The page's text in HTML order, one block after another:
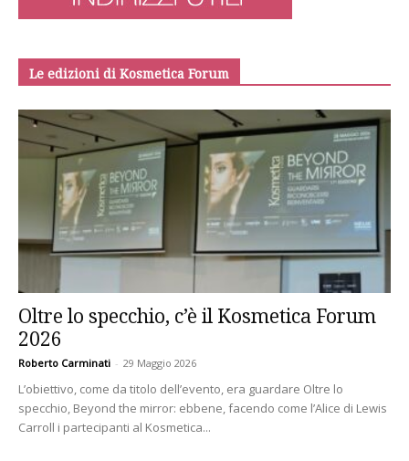
Le edizioni di Kosmetica Forum
Oltre lo specchio, c’è il Kosmetica Forum
2026
Roberto Carminati - 29 Maggio 2026
L’obiettivo, come da titolo dell’evento, era guardare Oltre lo
specchio, Beyond the mirror: ebbene, facendo come l’Alice di Lewis
Carroll i partecipanti al Kosmetica...